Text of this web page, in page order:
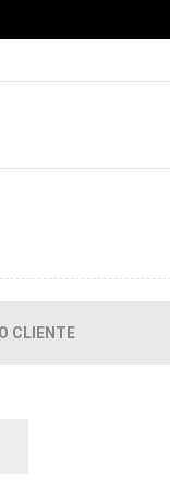
CLIENTE